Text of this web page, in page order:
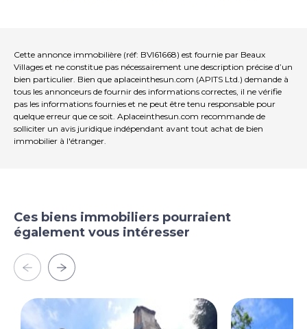
Cette annonce immobilière (réf: BVI61668) est fournie par Beaux
Villages et ne constitue pas nécessairement une description précise d’un
bien particulier. Bien que aplaceinthesun.com (APITS Ltd.) demande à
tous les annonceurs de fournir des informations correctes, il ne vérifie
pas les informations fournies et ne peut être tenu responsable pour
quelque erreur que ce soit. Aplaceinthesun.com recommande de
solliciter un avis juridique indépendant avant tout achat de bien
immobilier à l'étranger.
Ces biens immobiliers pourraient
également vous intéresser